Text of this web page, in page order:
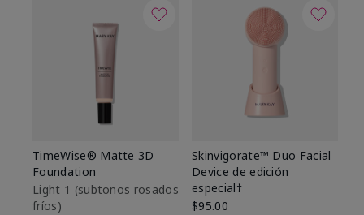
TimeWise® Matte 3D
Foundation
Light 1​ (subtonos rosados
fríos)
Skinvigorate™ Duo Facial
Device de edición
especial†
$95.00